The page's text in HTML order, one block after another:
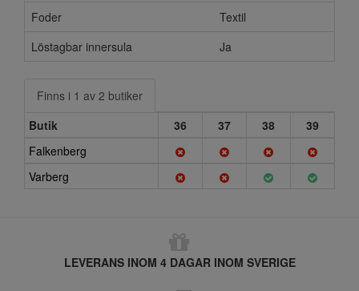
Foder
Textil
Löstagbar innersula
Ja
Finns i 1 av 2 butiker
Butik
36 37 38
39
Falkenberg
Varberg
LEVERANS INOM 4 DAGAR INOM SVERIGE